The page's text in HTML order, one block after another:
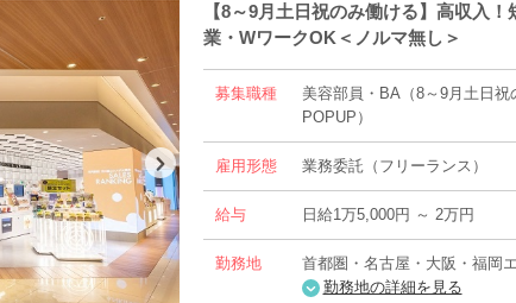
【8～9月土日祝のみ働ける】高収入
業・WワークOK＜ノルマ無し＞
募集職種
美容部員・BA（8～9月土日
POPUP）
雇用形態 業務委託（フリーランス）
給与 日給1万5,000円 ～ 2万円
勤務地
首都圏・名古屋・大阪・福岡
勤務地の詳細を見る